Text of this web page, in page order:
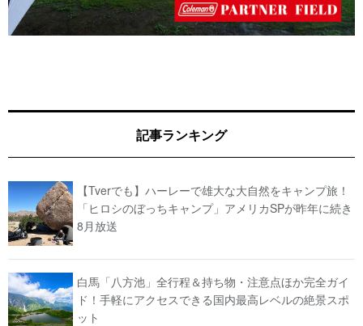
記事ランキング
【Tverでも】ハーレーで雄大な大自然をキャンプ旅！
「ヒロシのぼっちキャンプ」アメリカSPが昨年に続き
8月放送
白馬「八方池」全行程＆持ち物・注意点ほか完全ガイ
ド！手軽にアクセスできる国内最高レベルの絶景スポ
ット